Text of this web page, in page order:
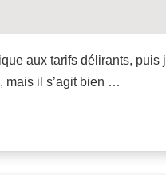
aux tarifs délirants, puis
mais il s’agit bien …